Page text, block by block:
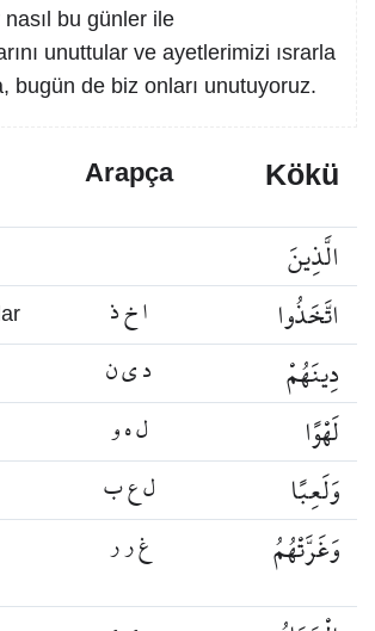
nasıl bu günler ile
unuttular ve ayetlerimizi ısrarla
bugün de biz onları unutuyoruz.
Arapça Kökü
الَّذِينَ
ا خ ذ اتَّخَذُوا
د ي ن دِينَهُمْ
ل ه و لَهْوًا
ل ع ب وَلَعِبًا
غ ر ر وَغَرَّتْهُمُ